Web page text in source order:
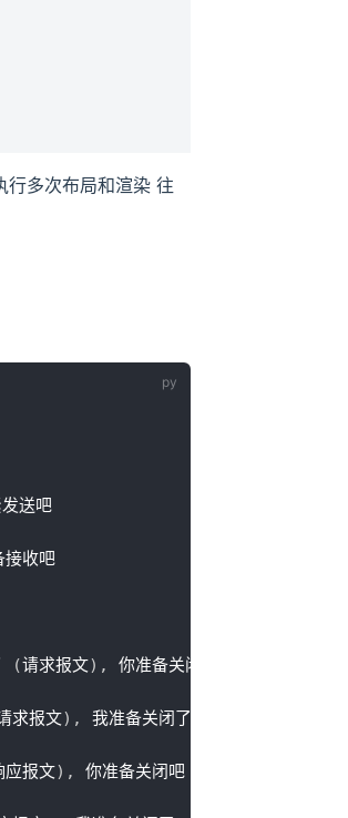
行多次布局和渲染 往
送吧
接收吧
(请求报文) , 你准备关闭吧
求报文) , 我准备关闭了
应报文) , 你准备关闭吧